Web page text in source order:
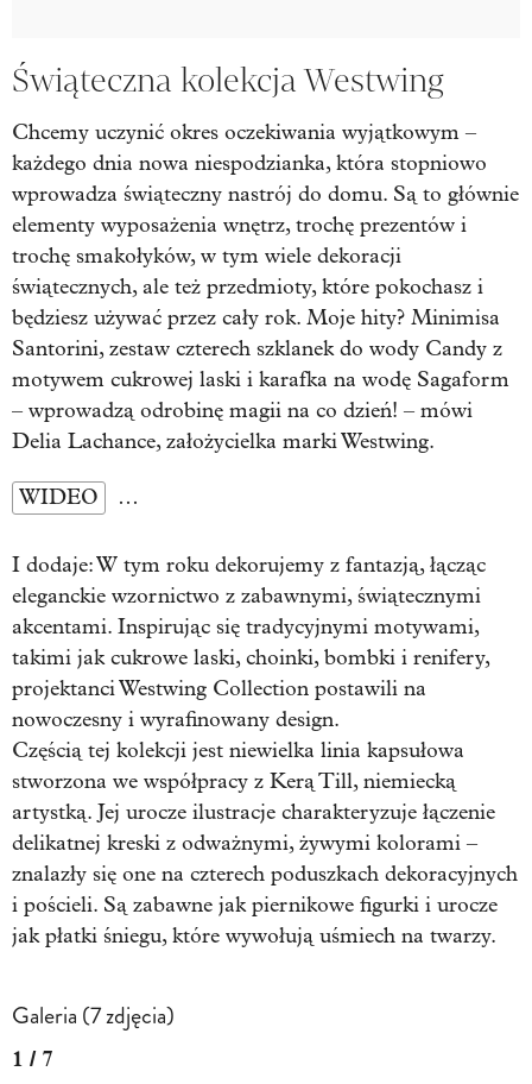
Świąteczna kolekcja Westwing
Chcemy uczynić okres oczekiwania wyjątkowym –
każdego dnia nowa niespodzianka, która stopniowo
wprowadza świąteczny nastrój do domu. Są to głównie
elementy wyposażenia wnętrz, trochę prezentów i
trochę smakołyków, w tym wiele dekoracji
świątecznych, ale też przedmioty, które pokochasz i
będziesz używać przez cały rok. Moje hity? Minimisa
Santorini, zestaw czterech szklanek do wody Candy z
motywem cukrowej laski i karafka na wodę Sagaform
– wprowadzą odrobinę magii na co dzień! – mówi
Delia Lachance, założycielka marki Westwing.
WIDEO …
I dodaje: W tym roku dekorujemy z fantazją, łącząc
eleganckie wzornictwo z zabawnymi, świątecznymi
akcentami. Inspirując się tradycyjnymi motywami,
takimi jak cukrowe laski, choinki, bombki i renifery,
projektanci Westwing Collection postawili na
nowoczesny i wyrafinowany design.
Częścią tej kolekcji jest niewielka linia kapsułowa
stworzona we współpracy z Kerą Till, niemiecką
artystką. Jej urocze ilustracje charakteryzuje łączenie
delikatnej kreski z odważnymi, żywymi kolorami –
znalazły się one na czterech poduszkach dekoracyjnych
i pościeli. Są zabawne jak piernikowe figurki i urocze
jak płatki śniegu, które wywołują uśmiech na twarzy.
Galeria (7 zdjęcia)
1 / 7